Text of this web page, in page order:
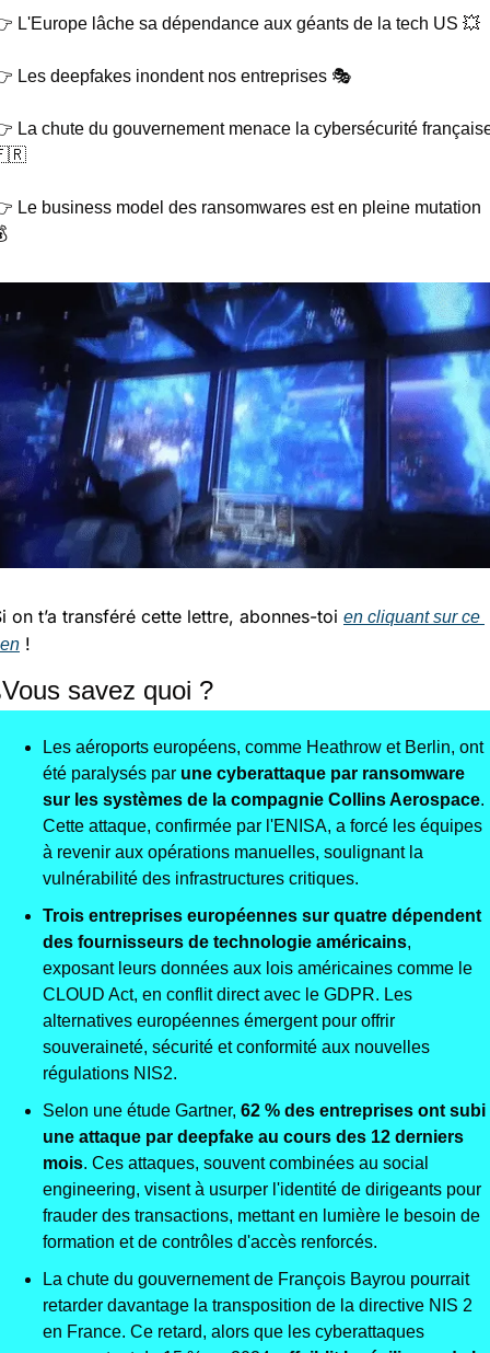
L'Europe lâche sa dépendance aux géants de la tech US 💥
Les deepfakes inondent nos entreprises 🎭
Le business model des ransomwares est en pleine mutation
on t’a transféré cette lettre, abonnes-toi en cliquant sur ce
!
Vous savez quoi ?
Les aéroports européens, comme Heathrow et Berlin, ont
été paralysés par une cyberattaque par ransomware
sur les systèmes de la compagnie Collins Aerospace.
Cette attaque, confirmée par l'ENISA, a forcé les équipes
à revenir aux opérations manuelles, soulignant la
vulnérabilité des infrastructures critiques.
Trois entreprises européennes sur quatre dépendent
des fournisseurs de technologie américains,
exposant leurs données aux lois américaines comme le
CLOUD Act, en conflit direct avec le GDPR. Les
alternatives européennes émergent pour offrir
souveraineté, sécurité et conformité aux nouvelles
régulations NIS2.
Selon une étude Gartner, 62 % des entreprises ont subi
une attaque par deepfake au cours des 12 derniers
mois. Ces attaques, souvent combinées au social
engineering, visent à usurper l'identité de dirigeants pour
frauder des transactions, mettant en lumière le besoin de
formation et de contrôles d'accès renforcés.
La chute du gouvernement de François Bayrou pourrait
retarder davantage la transposition de la directive NIS 2
en France. Ce retard, alors que les cyberattaques